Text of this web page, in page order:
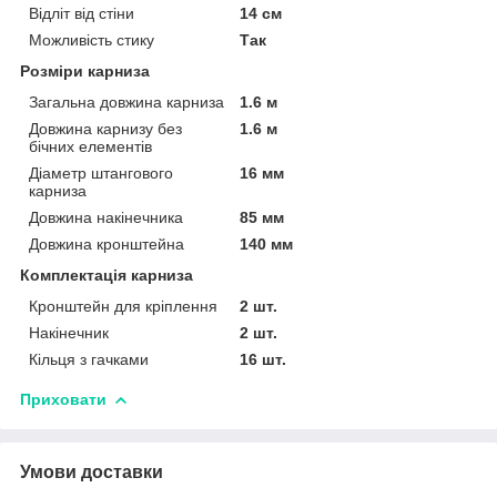
Відліт від стіни
14 см
Можливість стику
Так
Розміри карниза
Загальна довжина карниза
1.6 м
Довжина карнизу без
бічних елементів
1.6 м
Діаметр штангового
карниза
16 мм
Довжина накінечника
85 мм
Довжина кронштейна
140 мм
Комплектація карниза
Кронштейн для кріплення
2 шт.
Накінечник
2 шт.
Кільця з гачками
16 шт.
Приховати
Умови доставки